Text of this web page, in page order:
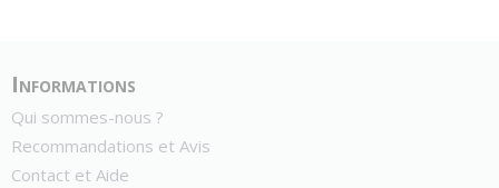
Informations
Qui sommes-nous ?
Recommandations et Avis
Contact et Aide